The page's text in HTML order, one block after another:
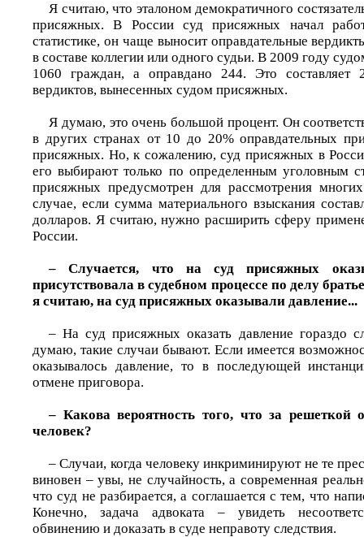
Я считаю, что эталоном демократичного
присяжных. В России суд присяжных начал
статистике, он чаще выносит оправдательные
в составе коллегии или одного судьи. В 2009 году
1060 граждан, а оправдано 244. Это составляет
вердиктов, вынесенных судом присяжных.
Я думаю, это очень большой процент. Он
в других странах от 10 до 20% оправдательных
присяжных. Но, к сожалению, суд присяжных в
его выбирают только по определенным уголовным
присяжных предусмотрен для рассмотрения
случае, если сумма материального взыскания
долларов. Я считаю, нужно расширить сферу
России.
– Случается, что на суд присяжных
присутствовала в судебном процессе по делу
я считаю, на суд присяжных оказывали давление...
– На суд присяжных оказать давление гораздо
думаю, такие случаи бывают. Если имеется
оказывалось давление, то в последующей
отмене приговора.
– Какова вероятность того, что за решеткой
человек?
– Случаи, когда человеку инкриминируют не те
виновен – увы, не случайность, а современная
что суд не разбирается, а соглашается с тем, что
Конечно, задача адвоката – увидеть
обвинению и доказать в суде неправоту следствия.